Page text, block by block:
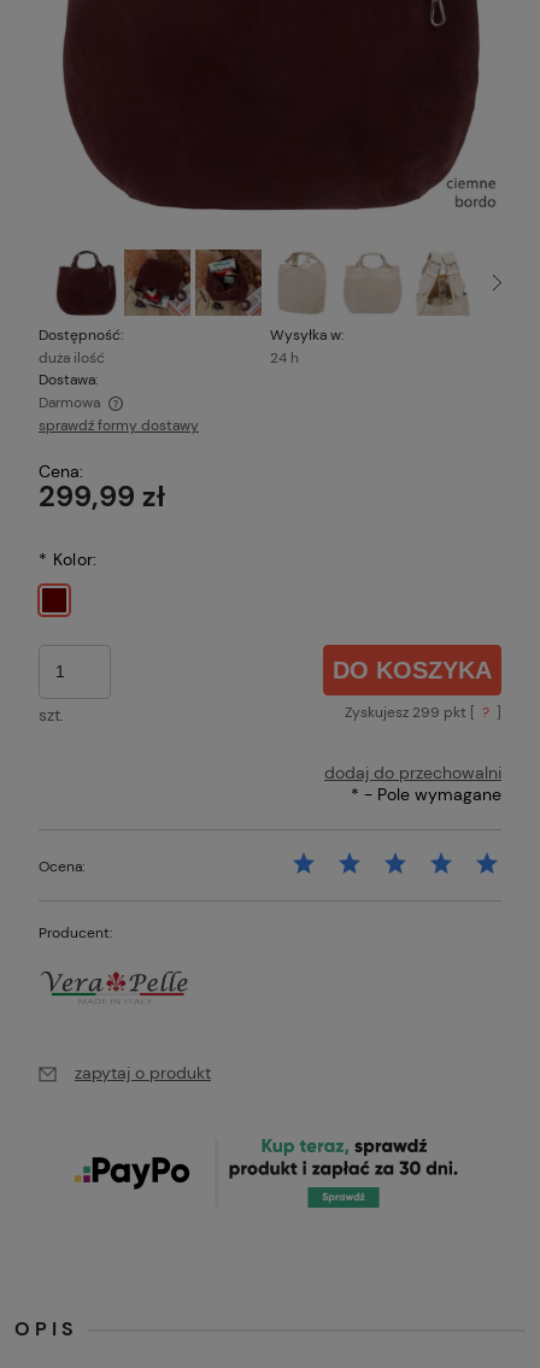
Dostępność:
duża ilość
Wysyłka w:
24 h
Dostawa:
Darmowa
Cena nie zawiera ewentualnych kosztów płatności
sprawdź formy dostawy
Cena:
299,99 zł
* Kolor:
szt.
DO KOSZYKA
Zyskujesz 299 pkt [ ? ]
dodaj do przechowalni
* - Pole wymagane
Ocena:
Producent:
zapytaj o produkt
OPIS